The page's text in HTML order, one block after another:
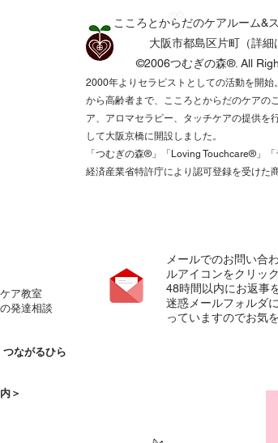
ア教室
発達相談
つながるひら
＞
こころとからだのケアルーム&
大阪市都島区片町（詳細
©2006つむぎの森®. All
2000年よりセラピストとしての活動を開始
から高齢者まで、こころとからだのケアの
ア、アロマセラピー、タッチケアの提供を
して大阪京橋に開設しました。
「つむぎの森®️」「Loving Touchcare®️」
経済産業省特許庁により認可登録を受けた
メールでのお問い合
ルアイコンをクリッ
​48時間以内にお返事
迷惑メールフォルダ
っていますのでお気